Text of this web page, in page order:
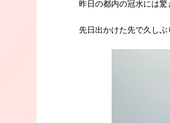
昨日の都内の冠水には驚
先日出かけた先で久し